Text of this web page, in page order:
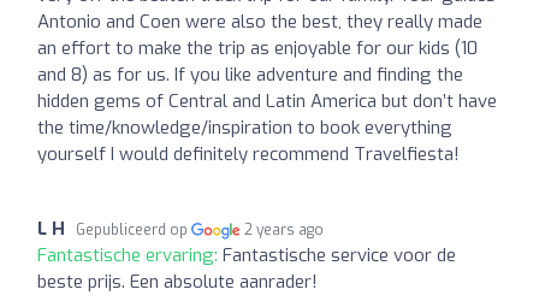
Antonio and Coen were also the best, they really made
an effort to make the trip as enjoyable for our kids (10
and 8) as for us. If you like adventure and finding the
hidden gems of Central and Latin America but don’t have
the time/knowledge/inspiration to book everything
yourself I would definitely recommend Travelfiesta!
L H Gepubliceerd op 2 years ago
Fantastische ervaring: Fantastische service voor de
beste prijs. Een absolute aanrader!